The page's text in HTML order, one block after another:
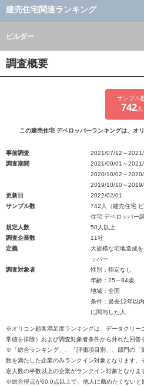
建売住宅関連ランキング
ビルダー
調査概要
サンプル
742人
この建売住宅 デベロッパーランキングは、オ
事前調査
2021/07/12～
調査期間
2021/09/01～
2020/10/02～
2019/10/10～
更新日
2022/02/01
サンプル数
742人（建売住宅
住宅 デベロッパー
規定人数
50人以上
調査企業数
11社
定義
大規模な宅地造成
ッパー
調査対象者
性別：指定なし
年齢：25～84歳
地域：全国
条件：過去12年以
に関与した人
※オリコン顧客満足度ランキングは、データクリー
常値を排除）および調査対象者条件から外れた回答
※「総合ランキング」、「評価項目別」、部門の「
数を満たした企業のみランクイン対象となります
定人数の半数以上の企業がランクイン対象となりま
※総合得点が60.0点以上で、他人に薦めたくないと